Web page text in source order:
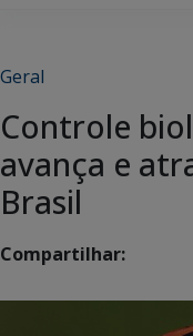
Geral
Controle
avança e
Brasil
Compartilhar: